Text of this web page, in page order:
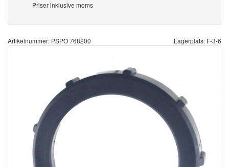
Priser inklusive moms
Artikelnummer: PSPO 768200 Lagerplats: F-3-6